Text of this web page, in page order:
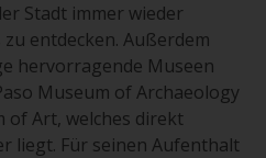
Stadt immer wieder
entdecken. Außerdem
hervorragende Museen
Museum of Archaeology
of Art, welches direkt
liegt. Für seinen Aufenthalt